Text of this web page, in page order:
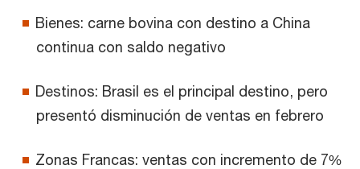
Bienes: carne bovina con destino a China
continua con saldo negativo
Destinos: Brasil es el principal destino, pero
presentó disminución de ventas en febrero
Zonas Francas: ventas con incremento de 7%